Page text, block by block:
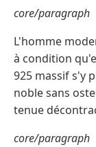
core/paragraph
L'homme
à condition
925 massif s'y
noble sans
tenue
core/paragraph